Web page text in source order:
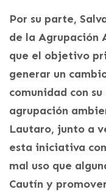
Por su parte,
de la Agrupación
que el objetivo
generar un
comunidad con
agrupación
Lautaro, junto a
esta iniciativa
mal uso que
Cautín y